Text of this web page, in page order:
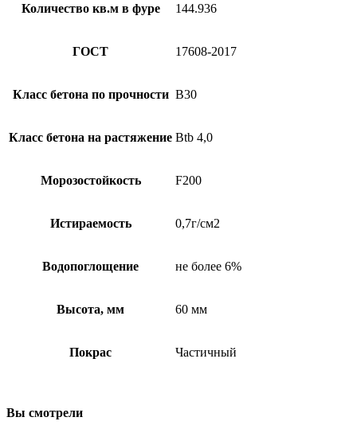
Количество кв.м в фуре 144.936
ГОСТ 17608-2017
Класс бетона по прочности B30
Класс бетона на растяжение Btb 4,0
Морозостойкость F200
Истираемость 0,7г/см2
Водопоглощение не более 6%
Высота, мм 60 мм
Покрас Частичный
Вы смотрели